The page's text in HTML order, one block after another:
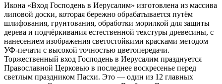
Икона «Вход Господень в Иерусалим» изготовлена из массива
липовой доски, которая бережно обрабатывается путём
шлифования, грунтования, обработки морилкой для защиты
дерева и подчёркивания естественной текстуры древесины, с
нанесением изображения светостойкими красками методом
УФ-печати с высокой точностью цветопередачи.
Торжественный вход Господень в Иерусалим празднуется
Православной Церковью в последнее воскресенье перед
светлым праздником Пасхи. Это — один из 12 главных